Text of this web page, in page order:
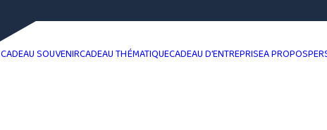
CADEAU SOUVENIRCADEAU THÉMATIQUECADEAU D’ENTREPRISEA PROPOS